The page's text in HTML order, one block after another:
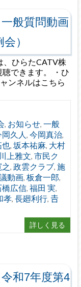
般質問動画
）
、ひらたCATV株
できます。 ・ひ
ンネルはこちら
, お知らせ, 一般
久人 , 今岡真治,
也, 坂本祐麻, 大村
川上雅文, 市民ク
, 政雲クラブ, 施
動画, 板倉一郎,
橋広信, 福田 実,
孝, 長廻利行, 𠮷
詳しく見る
和7年度第4